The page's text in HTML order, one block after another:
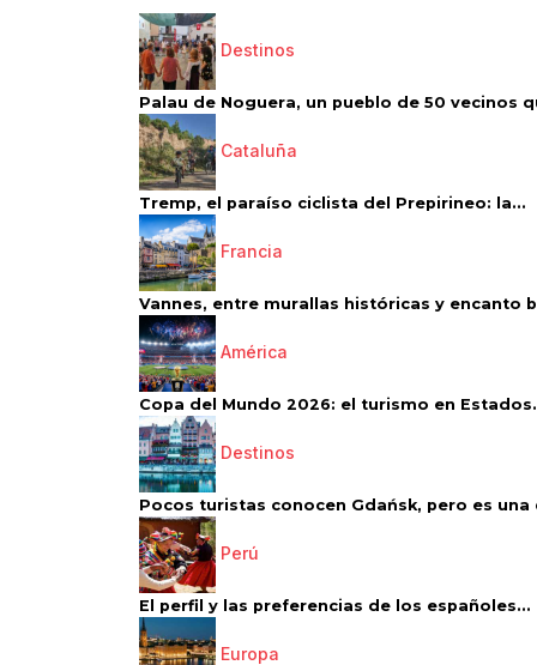
Destinos
Palau de Noguera, un pueblo de 50 vecinos
Cataluña
Tremp, el paraíso ciclista del Prepirineo: la...
Francia
Vannes, entre murallas históricas y encanto
América
Copa del Mundo 2026: el turismo en
Destinos
Pocos turistas conocen Gdańsk, pero es una
Perú
El perfil y las preferencias de los españoles...
Europa